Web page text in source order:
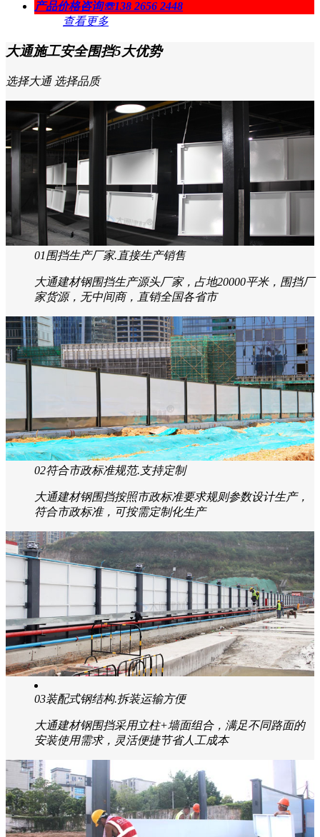
4米高C类钢围挡 镀锌板 H型钢定制款
深圳款弧形隔音围挡3.5mx3m
3米/5米/6米高声屏障围挡厂家生产定制批发
产品价格咨询
☏138 2656 2448
查看更多
大通施工安全围挡5大优势
选择大通 选择品质
01围挡生产厂家.直接生产销售
大通建材钢围挡生产源头厂家，占地20000平米，围挡厂
家货源，无中间商，直销全国各省市
02符合市政标准规范.支持定制
大通建材钢围挡按照市政标准要求规则参数设计生产，
符合市政标准，可按需定制化生产